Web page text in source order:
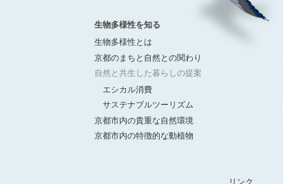
生物多様性を知る
生物多様性とは
京都のまちと自然との関わり
自然と共生した暮らしの提案
エシカル消費
サステナブルツーリズム
京都市内の貴重な自然環境
京都市内の特徴的な動植物
リンク